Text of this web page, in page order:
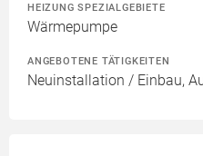
HEIZUNG SPEZIALGEBIETE
Wärmepumpe
ANGEBOTENE TÄTIGKEITEN
Neuinstallation / Einbau,